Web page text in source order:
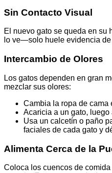
Sin Contacto Visual
El nuevo gato se queda en su
lo ve—solo huele evidencia
Intercambio de Olores
Los gatos dependen en gran
mezclar sus olores:
Cambia la ropa de cama
Acaricia a un gato,
Usa un calcetín o paño
faciales de cada gato y
Alimenta Cerca de la
Coloca los cuencos de